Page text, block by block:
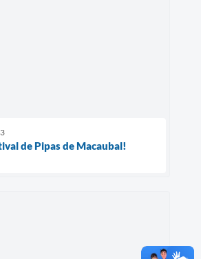
de Pipas de Macaubal!